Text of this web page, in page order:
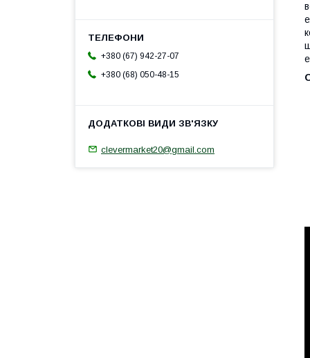
+380 (67) 942-27-07
+380 (68) 050-48-15
clevermarket20@gmail.com